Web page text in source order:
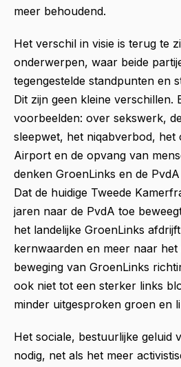
meer behoudend.
Het verschil in visie is terug te
onderwerpen, waar beide
tegengestelde standpunten en
Dit zijn geen kleine verschillen.
voorbeelden: over sekswerk,
sleepwet, het niqabverbod, het
Airport en de opvang van
denken GroenLinks en de
Dat de huidige Tweede
jaren naar de PvdA toe
het landelijke GroenLinks
kernwaarden en meer naar het
beweging van GroenLinks
ook niet tot een sterker links
minder uitgesproken groen en
Het sociale, bestuurlijke geluid
nodig, net als het meer